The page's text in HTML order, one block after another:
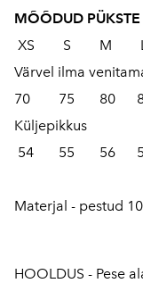
MÕÕDUD PÜKSTE
XS S M L
Värvel ilma
70 75 80
Küljepikkus
54 55 56
Materjal - pestud
HOOLDUS - Pese